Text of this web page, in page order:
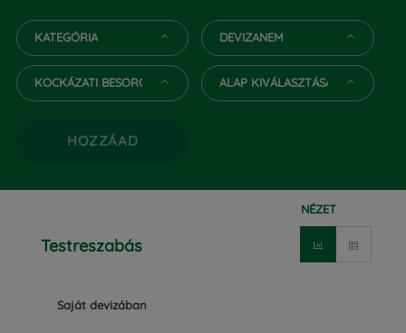
KATEGÓRIA DEVIZANEM
KOCKÁZATI BESOROLÁS ALAP KIVÁLASZTÁSA
HOZZÁAD
Testreszabás
NÉZET
Saját devizában